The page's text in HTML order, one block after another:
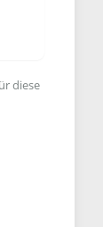
diese